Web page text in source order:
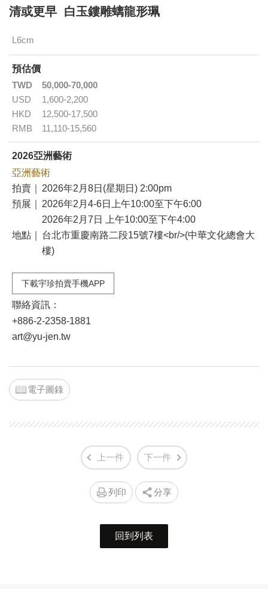
清或更早 白玉鏤雕螭龍形珮
L6cm
預估價
TWD
50,000-70,000
USD
1,600-2,200
HKD
12,500-17,500
RMB
11,110-15,560
2026亞洲藝術
亞洲藝術
拍賣｜
2026年2月8日(星期日) 2:00pm
預展｜
2026年2月4-6日上午10:00至下午6:00
2026年2月7日 上午10:00至下午4:00
地點｜
台北市重慶南路二段15號7樓<br/>(中華文化總會大
樓)
下載宇珍拍賣手機APP
聯絡資訊：
+886-2-2358-1881
art@yu-jen.tw
電子圖錄
上一件 下一件
列印 分享
回到列表